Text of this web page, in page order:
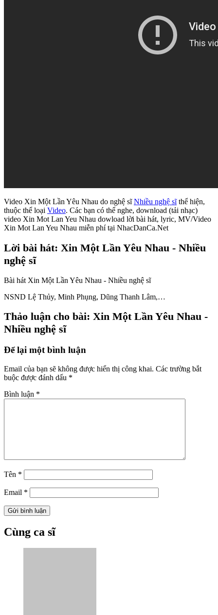
Video Xin Một Lần Yêu Nhau do nghệ sĩNhiều nghệ sĩthể hiện,
thuộc thể loại Video. Các bạn có thể nghe, download (tải nhạc)
video Xin Mot Lan Yeu Nhau dowload lời bài hát, lyric, MV/Video
Xin Mot Lan Yeu Nhau miễn phí tại NhacDanCa.Net
Lời bài hát: Xin Một Lần Yêu Nhau - Nhiều
nghệ sĩ
Bài hát Xin Một Lần Yêu Nhau - Nhiều nghệ sĩ
NSND Lệ Thủy, Minh Phụng, Dũng Thanh Lâm,…
Thảo luận cho bài: Xin Một Lần Yêu Nhau -
Nhiều nghệ sĩ
Để lại một bình luận
Email của bạn sẽ không được hiển thị công khai. Các trường bắt
buộc được đánh dấu *
Bình luận *
Tên *
Email *
Cùng ca sĩ